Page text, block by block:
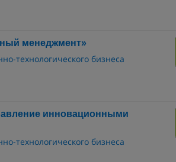
менеджмент»
технологического бизнеса
инновационными
технологического бизнеса